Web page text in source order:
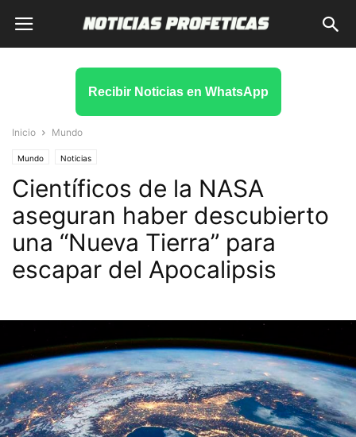
Recibir Noticias en WhatsApp
Inicio Mundo
Mundo Noticias
Científicos de la NASA
aseguran haber descubierto
una “Nueva Tierra” para
escapar del Apocalipsis